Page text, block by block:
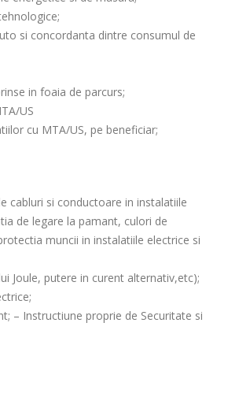
si concordanta dintre consumul de
in foaia de parcurs;
US
cu MTA/US, pe beneficiar;
cabluri si conductoare in instalatiile
de legare la pamant, culori de
muncii in instalatiile electrice si
Joule, putere in curent alternativ,etc);
– Instructiune proprie de Securitate si